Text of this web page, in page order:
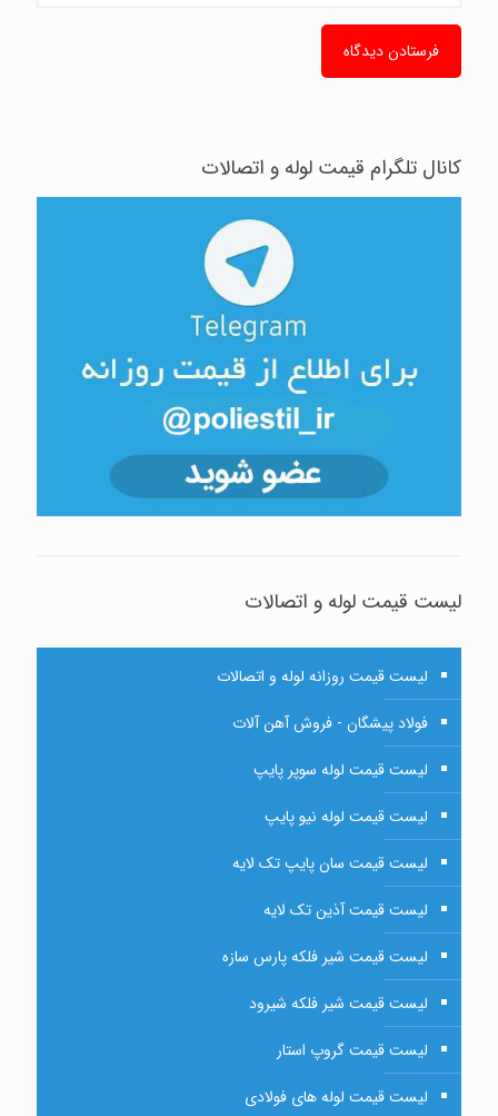
کانال تلگرام قیمت لوله و اتصالات
لیست قیمت لوله و اتصالات
لیست قیمت روزانه لوله و اتصالات
فولاد پیشگان - فروش آهن آلات
لیست قیمت لوله سوپر پایپ
لیست قیمت لوله نیو پایپ
لیست قیمت سان پایپ تک لایه
لیست قیمت آذین تک لایه
لیست قیمت شیر فلکه پارس سازه
لیست قیمت شیر فلکه شیرود
لیست قیمت گروپ استار
لیست قیمت لوله های فولادی